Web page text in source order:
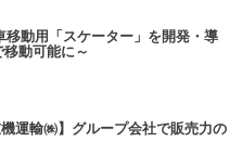
動用「スケーター」を開発・導
動可能に～
運輸㈱】グループ会社で販売力の